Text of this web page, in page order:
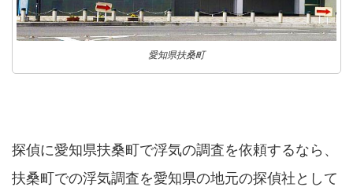
愛知県扶桑町
探偵に愛知県扶桑町で浮気の調査を依頼するなら、
扶桑町での浮気調査を愛知県の地元の探偵社として